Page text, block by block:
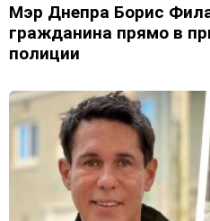
Мэр Днепра Борис
гражданина прямо в
полиции